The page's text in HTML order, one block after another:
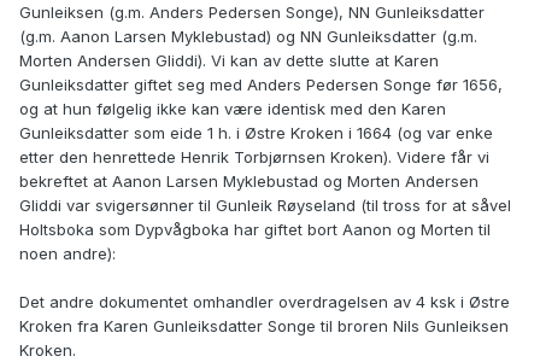
Gunleiksen (g.m. Anders Pedersen Songe), NN Gunleiksdatter
(g.m. Aanon Larsen Myklebustad) og NN Gunleiksdatter (g.m.
Morten Andersen Gliddi). Vi kan av dette slutte at Karen
Gunleiksdatter giftet seg med Anders Pedersen Songe før 1656,
og at hun følgelig ikke kan være identisk med den Karen
Gunleiksdatter som eide 1 h. i Østre Kroken i 1664 (og var enke
etter den henrettede Henrik Torbjørnsen Kroken). Videre får vi
bekreftet at Aanon Larsen Myklebustad og Morten Andersen
Gliddi var svigersønner til Gunleik Røyseland (til tross for at såvel
Holtsboka som Dypvågboka har giftet bort Aanon og Morten til
noen andre):
Det andre dokumentet omhandler overdragelsen av 4 ksk i Østre
Kroken fra Karen Gunleiksdatter Songe til broren Nils Gunleiksen
Kroken.